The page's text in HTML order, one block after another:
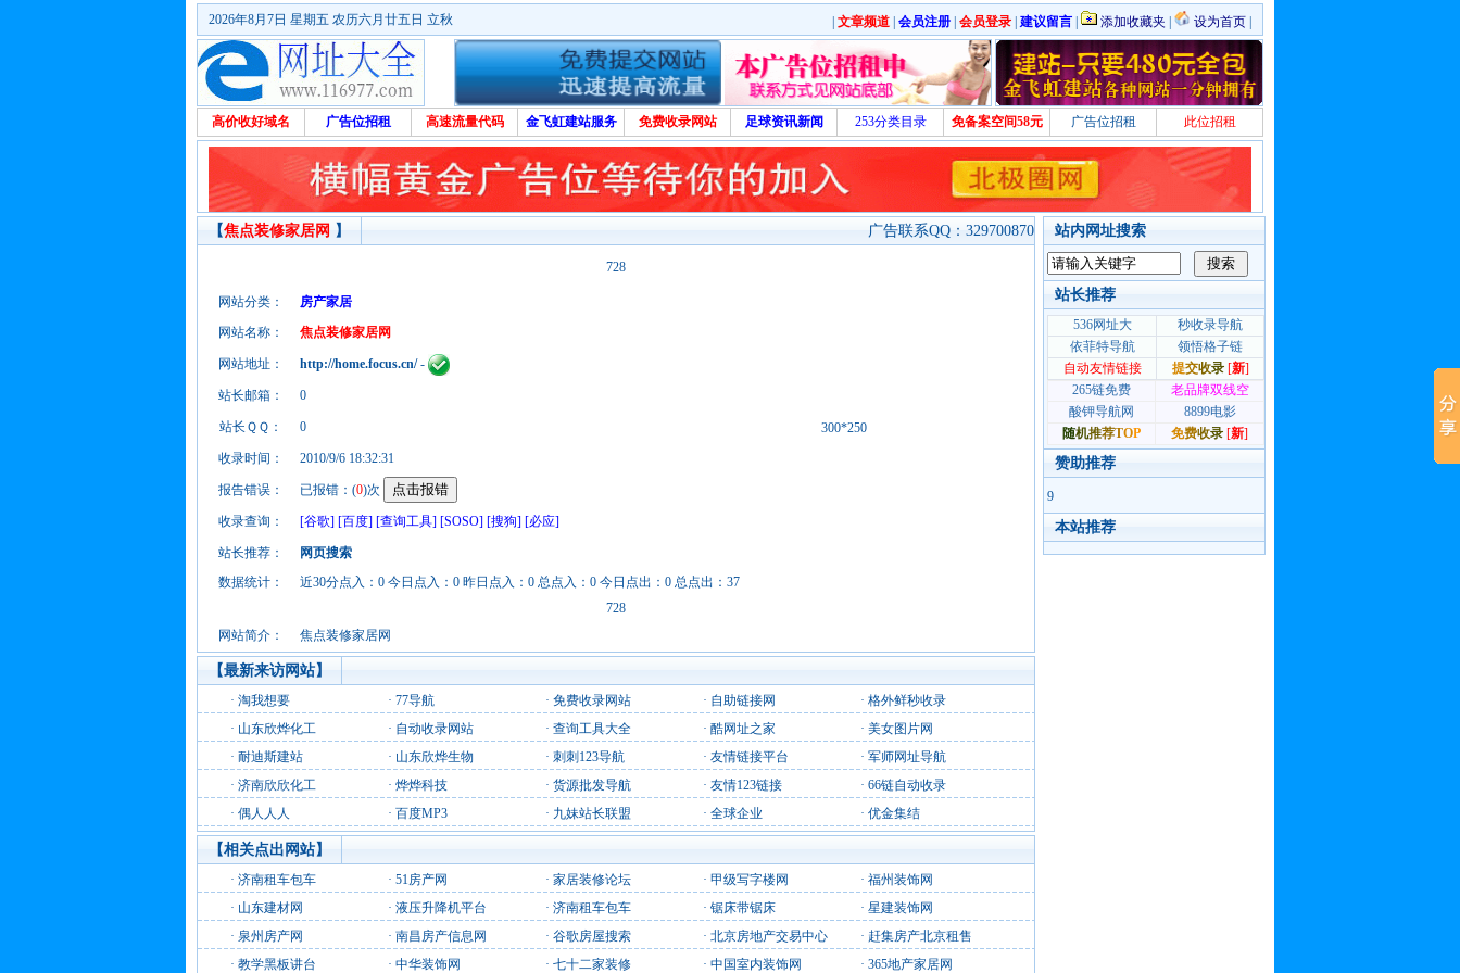
文章频道 会员注册 会员登录 建议留言 添加收藏夹 设为首页
2026年8月7日 星期五 农历六月廿五日 立秋
高价收好域名 广告位招租 高速流量代码 金飞虹建站服务 免费收录网站 足球资讯新闻 253分类目录 免备案空间58元 广告位招租 此位招租
站内网址搜索
站长推荐
赞助推荐
9
本站推荐
广告联系QQ：329700870
【焦点装修家居网 】
728
网站分类： 房产家居
300*250
网站名称： 焦点装修家居网
网站地址： http://home.focus.cn/-
站长邮箱： 0
站长ＱＱ： 0
收录时间： 2010/9/6 18:32:31
报告错误： 已报错：(0)次
收录查询： [谷歌] [百度] [查询工具] [SOSO] [搜狗] [必应]
站长推荐：
网页搜索
数据统计：
近30分点入：0 今日点入：0 昨日点入：0 总点入：0 今日点出：0 总点出：37
728
网站简介：
焦点装修家居网
【最新来访网站】
· 淘我想要 · 77导航 · 免费收录网站 · 自助链接网 · 格外鲜秒收录
· 山东欣烨化工 · 自动收录网站 · 查询工具大全 · 酷网址之家 · 美女图片网
· 耐迪斯建站 · 山东欣烨生物 · 刺刺123导航 · 友情链接平台 · 军师网址导航
· 济南欣欣化工 · 烨烨科技 · 货源批发导航 · 友情123链接 · 66链自动收录
· 偶人人人 · 百度MP3 · 九妹站长联盟 · 全球企业 · 优金集结
【相关点出网站】
· 济南租车包车 · 51房产网 · 家居装修论坛 · 甲级写字楼网 · 福州装饰网
· 山东建材网 · 液压升降机平台 · 济南租车包车 · 锯床带锯床 · 星建装饰网
· 泉州房产网 · 南昌房产信息网 · 谷歌房屋搜索 · 北京房地产交易中心 · 赶集房产北京租售
· 教学黑板讲台 · 中华装饰网 · 七十二家装修 · 中国室内装饰网 · 365地产家居网